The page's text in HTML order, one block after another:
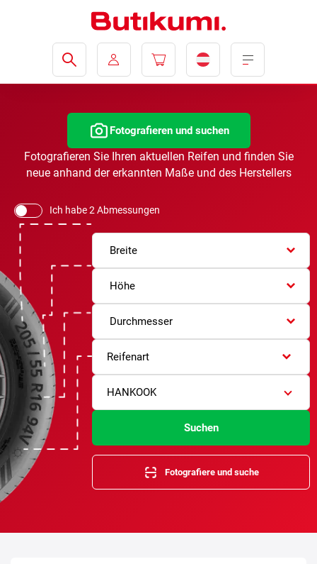
Fotografieren und suchen
Fotografieren Sie Ihren aktuellen Reifen und finden Sie
neue anhand der erkannten Maße und des Herstellers
Ich habe 2 Abmessungen
Breite
Höhe
Durchmesser
Reifenart
HANKOOK
Suchen
Fotografiere und suche